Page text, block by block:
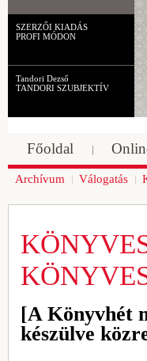
SZERZŐI KIADÁS
PROFI MÓDON
Tandori Dezső
TANDORI SZUBJEKTÍV
Főoldal
Archívum Válogatás
[A Könyvhét
készülve